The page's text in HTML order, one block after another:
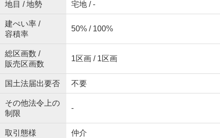
地目 / 地勢 宅地 / -
建ぺい率 /
容積率
50% / 100%
総区画数 /
販売区画数
1区画 / 1区画
国土法届出要否 不要
その他法令上の
制限
-
取引態様 仲介